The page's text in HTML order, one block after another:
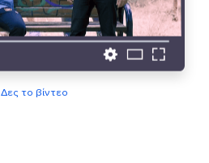
Δες το βίντεο